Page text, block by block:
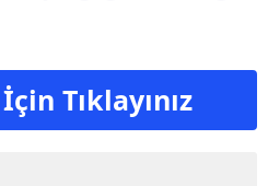
Tıklayınız